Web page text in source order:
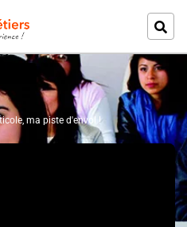
ma piste d'envol !